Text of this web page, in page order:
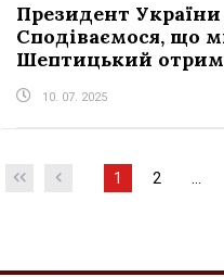
Президент
Сподіваємося, що
Шептицький
10. 07. 2025
Сторінка
1
2